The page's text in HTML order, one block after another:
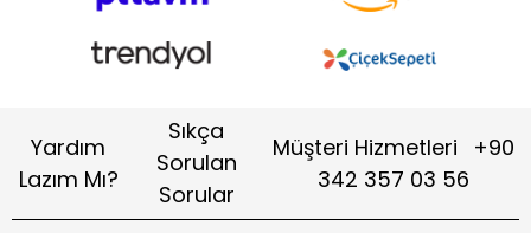
Yardım
Lazım Mı?
Sıkça
Sorulan
Sorular
Müşteri Hizmetleri
+90
342 357 03 56